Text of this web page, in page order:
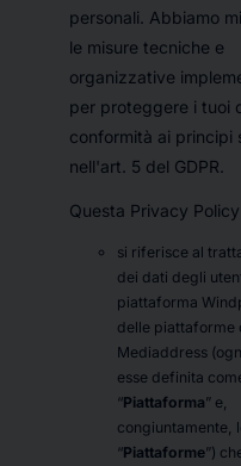
personali. Abbiamo
le misure tecniche e
organizzative
per proteggere i tuoi
conformità ai principi
nell'art. 5 del GDPR.
Questa Privacy
si riferisce al
dei dati degli
piattaforma
delle piattaforme
Mediaddress
esse definita
“Piattaforma” e,
congiuntamente,
“Piattaforme”)